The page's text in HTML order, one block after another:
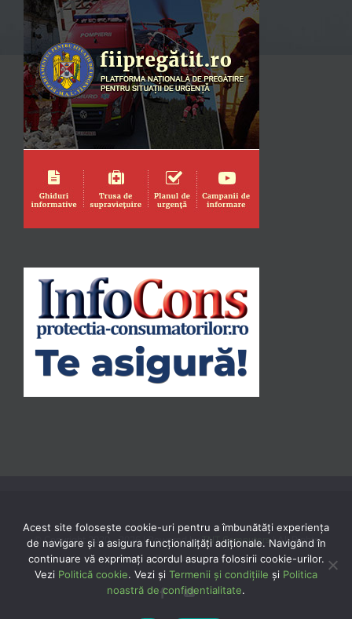
© Copyright 2020 -2026 | Powered byTNT Computers| All Rights
Reserved
FacebookYouTube
Acest site folosește cookie-uri pentru a îmbunătăți experiența
de navigare și a asigura funcționalițăți adiționale. Navigând în
continuare vă exprimaţi acordul asupra folosirii cookie-urilor.
Vezi Politică cookie. Vezi și Termenii și condițiile și Politica
noastră de confidentialitate.